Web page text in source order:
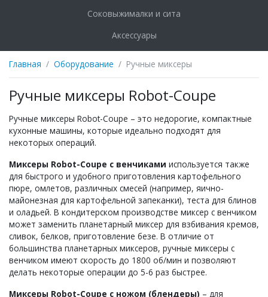
Соковыжималки и сита
Аксессуары
Главная Оборудование Ручные миксеры
Ручные миксеры Robot-Coupe
Ручные миксеры Robot-Coupe – это недорогие, компактные
кухонные машины, которые идеально подходят для
некоторых операций.
Миксеры Robot-Coupe с венчиками используется также
для быстрого и удобного приготовления картофельного
пюре, омлетов, различных смесей (например, яично-
майонезная для картофельной запеканки), теста для блинов
и оладьей. В кондитерском производстве миксер с венчиком
может заменить планетарный миксер для взбивания кремов,
сливок, белков, приготовление безе. В отличие от
большинства планетарных миксеров, ручные миксеры с
венчиком имеют скорость до 1800 об/мин и позволяют
делать некоторые операции до 5-6 раз быстрее.
Миксеры Robot-Coupe с ножом (блендеры) – для